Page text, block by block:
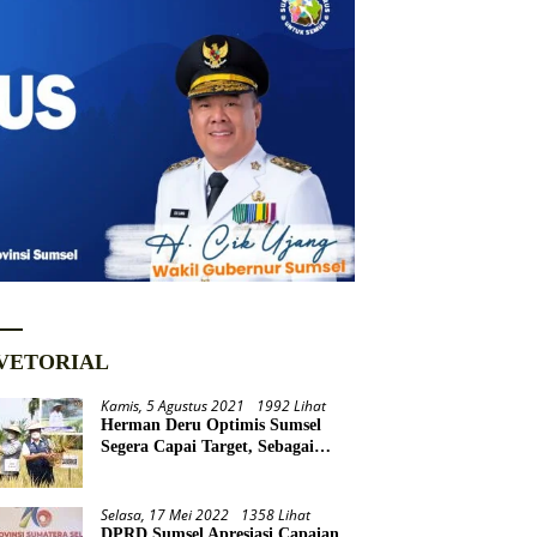
Kamis, 5 Agustus 2021 1992 Lihat
Herman Deru Optimis Sumsel
Segera Capai Target, Sebagai
Selasa, 17 Mei 2022 1358 Lihat